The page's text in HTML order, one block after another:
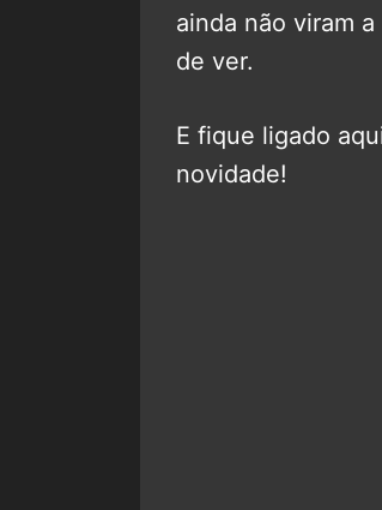
ainda não viram
de ver.
E fique ligado
novidade!